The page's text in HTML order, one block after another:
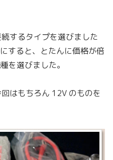
するタイプを選びました
すると、とたんに価格が倍
を選びました。
はもちろん 12V のものを